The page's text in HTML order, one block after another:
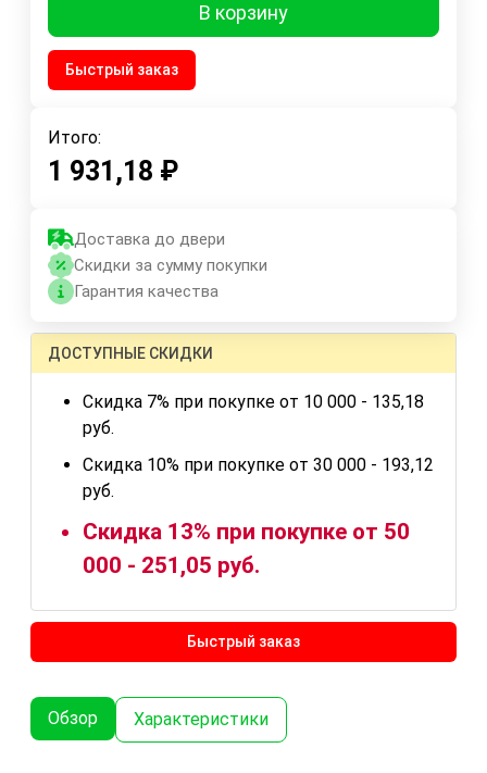
В корзину
Быстрый заказ
Итого:
1 931,18 ₽
Доставка до двери
Скидки за сумму покупки
Гарантия качества
ДОСТУПНЫЕ СКИДКИ
Скидка 7% при покупке от 10 000 - 135,18
руб.
Скидка 10% при покупке от 30 000 - 193,12
руб.
Скидка 13% при покупке от 50
000 - 251,05 руб.
Быстрый заказ
Обзор Характеристики